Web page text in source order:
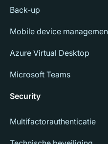
Back-up
Mobile device
Azure Virtual Desktop
Microsoft Teams
Security
Multifactorauthenticatie